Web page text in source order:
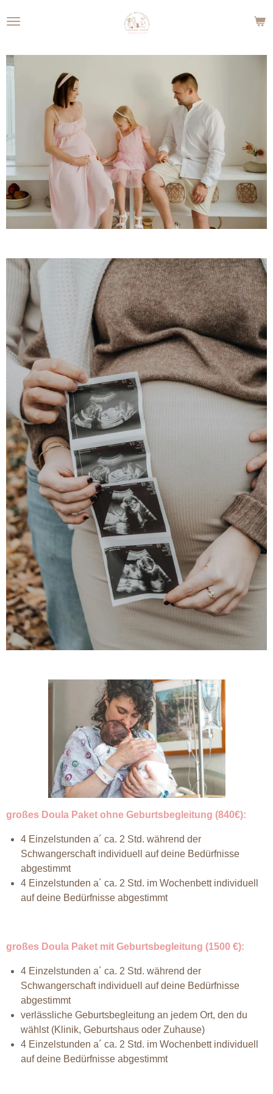
Hauptinhalt
großes Doula Paket ohne Geburtsbegleitung (840€):
4 Einzelstunden a´ ca. 2 Std. während der
Schwangerschaft individuell auf deine Bedürfnisse
abgestimmt
4 Einzelstunden a´ ca. 2 Std. im Wochenbett individuell
auf deine Bedürfnisse abgestimmt
großes Doula Paket mit Geburtsbegleitung (1500 €):
4 Einzelstunden a´ ca. 2 Std. während der
Schwangerschaft individuell auf deine Bedürfnisse
abgestimmt
verlässliche Geburtsbegleitung an jedem Ort, den du
wählst (Klinik, Geburtshaus oder Zuhause)
4 Einzelstunden a´ ca. 2 Std. im Wochenbett individuell
auf deine Bedürfnisse abgestimmt